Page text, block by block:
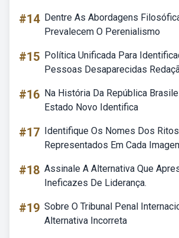
#14 Dentre As Abordagens
Prevalecem O Perenialismo
#15 Política Unificada Para
Pessoas Desaparecidas
#16 Na História Da República
Estado Novo Identifica
#17 Identifique Os Nomes Dos
Representados Em Cada
#18 Assinale A Alternativa Que
Ineficazes De Liderança.
#19 Sobre O Tribunal Penal
Alternativa Incorreta